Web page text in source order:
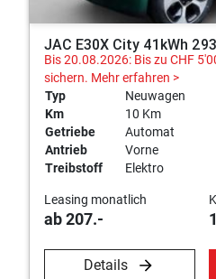
JAC E30X City 41kWh
Bis 20.08.2026: Bis zu CHF
sichern. Mehr erfahren >
Typ
Neuwagen
Km
10 Km
Getriebe
Automat
Antrieb
Vorne
Treibstoff
Elektro
Leasing monatlich
ab 207.-
Details